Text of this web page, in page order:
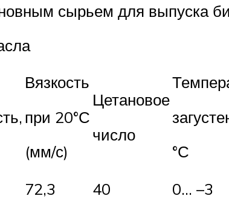
сырьем для выпуска
Вязкость
при 20°С
(мм/с)
Цетановое
число
°С
72,3 40 0… –3